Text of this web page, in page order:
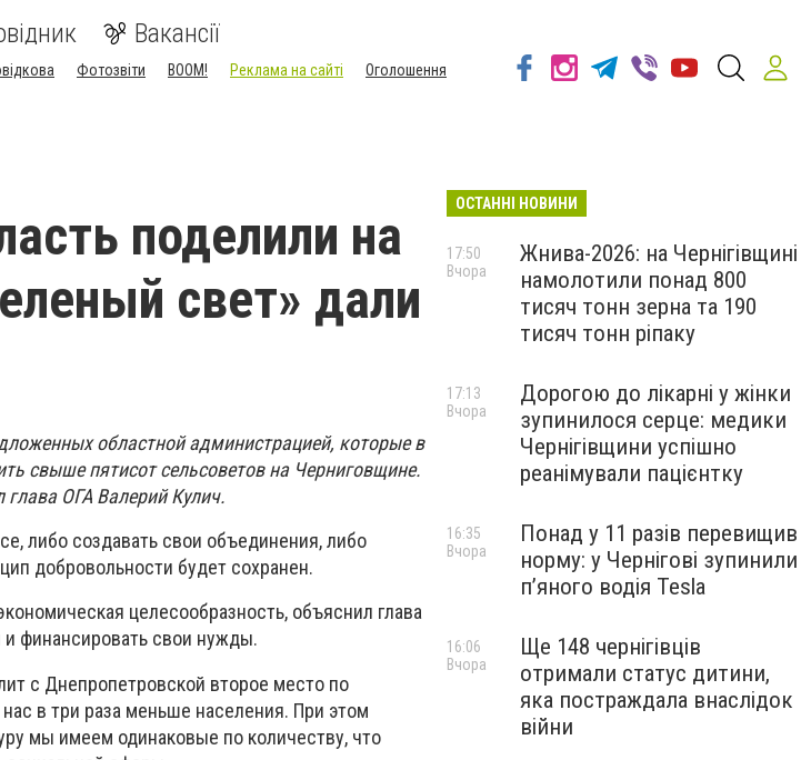
Вакансії
Фотозвіти BOOM! Реклама на сайті
Оголошення
поделили на
свет» дали
областной администрацией, которые в
свыше пятисот сельсоветов на Черниговщине.
ОГА Валерий Кулич.
либо создавать свои объединения, либо
добровольности будет сохранен.
целесообразность, объяснил глава
финансировать свои нужды.
с Днепропетровской второе место по
в три раза меньше населения. При этом
мы имеем одинаковые по количеству, что
ОСТАННІ НОВИНИ
Жнива-2026: на Чернігівщині
намолотили понад 800
тисяч тонн зерна та 190
тисяч тонн ріпаку
17:50
Вчора
Дорогою до лікарні у жінки
зупинилося серце: медики
Чернігівщини успішно
реанімували пацієнтку
17:13
Вчора
Понад у 11 разів перевищив
норму: у Чернігові зупинили
пʼяного водія Tesla
16:35
Вчора
Ще 148 чернігівців
отримали статус дитини,
яка постраждала внаслідок
війни
16:06
Вчора